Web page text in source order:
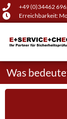
+49 (0)34462
Erreichbarkeit:
Was